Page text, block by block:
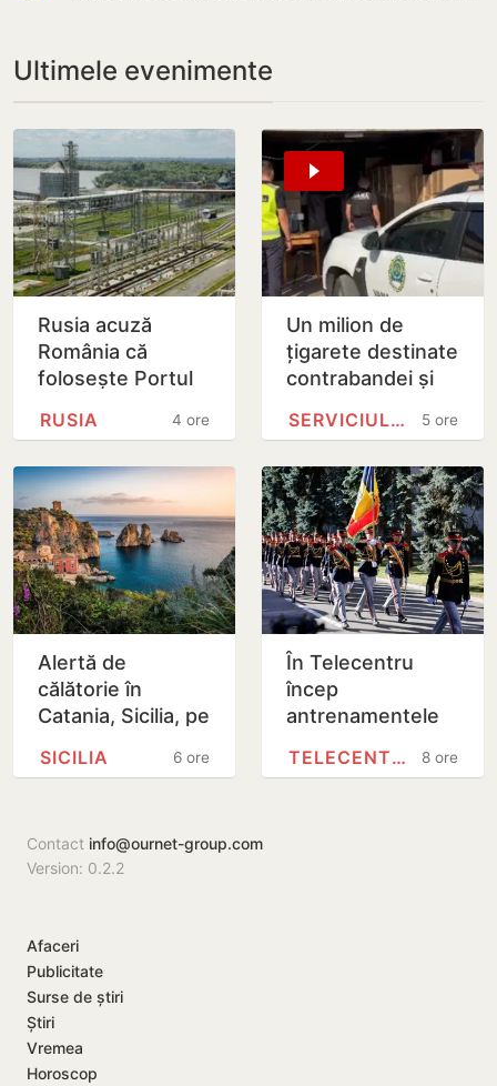
Ultimele evenimente
Rusia acuză
România că
folosește Portul
pentru arme către
sprijinul…
4 ore
RUSIA
Un milion de
țigarete destinate
contrabandei și
ridicate după
5 ore
SERVICIULUI VAMAL
Alertă de
călătorie în
Catania, Sicilia, pe
eruptive a
6 ore
SICILIA
În Telecentru
încep
antrenamentele
Militară
8 ore
TELECENTRU
Contact info@ournet-group.com
Version: 0.2.2
Afaceri
Publicitate
Surse de știri
Știri
Vremea
Horoscop